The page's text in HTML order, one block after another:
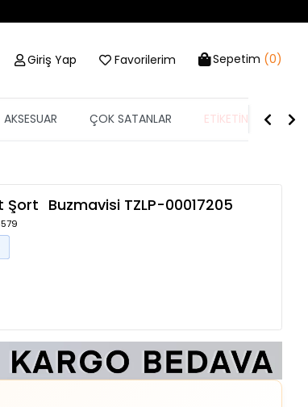
Giriş Yap Favorilerim Sepetim (0)
AKSESUAR ÇOK SATANLAR ETİKETİN YARISI
Şort Buzmavisi TZLP-00017205